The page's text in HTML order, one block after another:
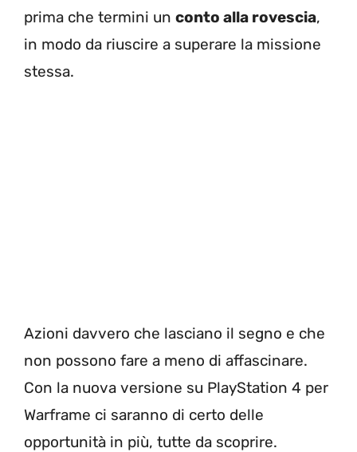
prima che termini un conto alla rovescia,
in modo da riuscire a superare la missione
stessa.
Azioni davvero che lasciano il segno e che
non possono fare a meno di affascinare.
Con la nuova versione su PlayStation 4 per
Warframe ci saranno di certo delle
opportunità in più, tutte da scoprire.